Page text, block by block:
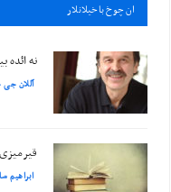
ان چوخ باخيلانلار
نه ائده
آللان
ابراهیم